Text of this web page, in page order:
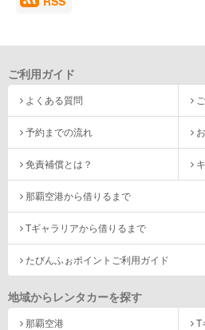
ご利用ガイド
よくある質問
予約までの流れ
免責補償とは？
那覇空港から借りるまで
Tギャラリアから借りるまで
たびんふぉポイントご利用ガイド
地域からレンタカーを探す
那覇空港 T